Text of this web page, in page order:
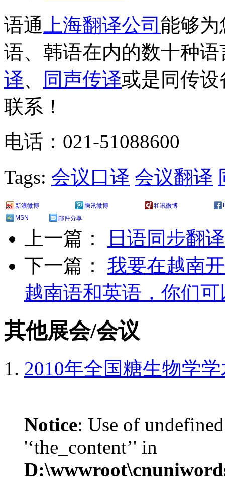
语通 上海翻译公司 能够
语、韩语在内的数十种语
译、 同声传译或是同传
联系！
电话：021-51088600
Tags: 会议口译 会议翻译
新浪微博 腾讯微博 和讯微博
MSN
邮件分享
上一篇：
日语同步翻
下一篇： 我要在越南
越南语和英语，你们
其他展会/会议
2010年全国糖生物学
Notice: Use of
'‘the_content’' in